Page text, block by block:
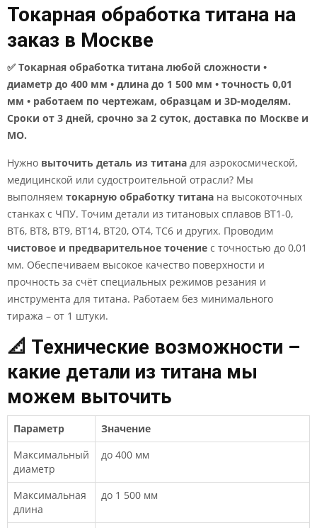
Токарная обработка титана на
заказ в Москве
✅ Токарная обработка титана любой сложности •
диаметр до 400 мм • длина до 1 500 мм • точность 0,01
мм • работаем по чертежам, образцам и 3D-моделям.
Сроки от 3 дней, срочно за 2 суток, доставка по Москве и
МО.
Нужно выточить деталь из титана для аэрокосмической,
медицинской или судостроительной отрасли? Мы
выполняем токарную обработку титана на высокоточных
станках с ЧПУ. Точим детали из титановых сплавов ВТ1-0,
ВТ6, ВТ8, ВТ9, ВТ14, ВТ20, ОТ4, ТС6 и других. Проводим
чистовое и предварительное точение с точностью до 0,01
мм. Обеспечиваем высокое качество поверхности и
прочность за счёт специальных режимов резания и
инструмента для титана. Работаем без минимального
тиража – от 1 штуки.
📐 Технические возможности –
какие детали из титана мы
можем выточить
Параметр
Значение
Максимальный
диаметр
до 400 мм
Максимальная
длина
до 1 500 мм